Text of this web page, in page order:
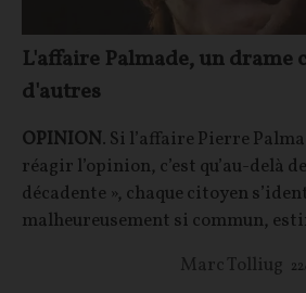
L'affaire Palmade, un drame
d'autres
OPINION. Si l’affaire Pierre
réagir l’opinion, c’est qu’au-delà
décadente », chaque citoyen
malheureusement si commun,
Marc Tolliug